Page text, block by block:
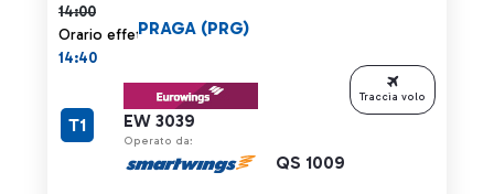
14:00
Orario effettivo:
14:40
EW 3039
Operato da:
QS 1009
PRAGA (PRG)
T1
Traccia volo